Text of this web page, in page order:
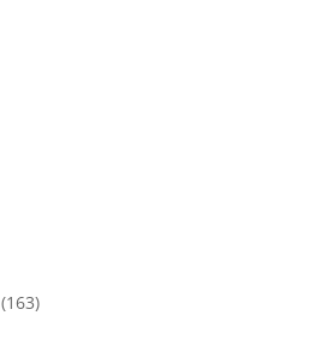
(163)